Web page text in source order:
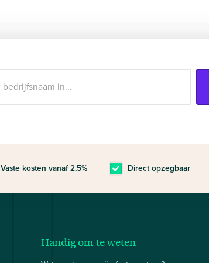
Vaste kosten vanaf 2,5% Direct opzegbaar
Handig om te weten